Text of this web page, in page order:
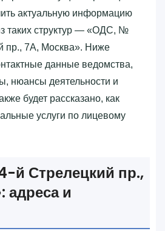
актуальную информацию
таких структур — «‎ОДС, №
пр., 7А, Москва»‎. Ниже
данные ведомства,
нюансы деятельности и
будет рассказано, как
услуги по лицевому
й Стрелецкий пр.,
адреса и